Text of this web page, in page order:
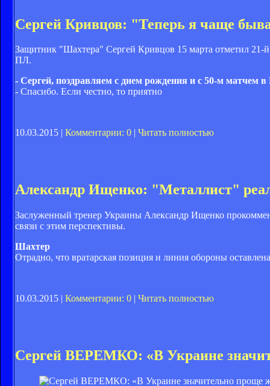
Сергей Кривцов: "Теперь я чаще
Защитник "Шахтера" Сергей Кривцов 15 марта отметил 21-
ПЛ.
- Сергей, поздравляем с днем рождения и с 50-м матчем
- Спасибо. Если честно, то приятно
10.03.2015 | Комментарии: 0 | Читать полностью
Александр Ищенко: "Металлист"
Заслуженный тренер Украины Александр Ищенко
связи с этим перспективы.
Шахтер
Отрадно, что вратарская позиция и линия обороны
10.03.2015 | Комментарии: 0 | Читать полностью
Сергей ВЕРЕМКО: «В Украине